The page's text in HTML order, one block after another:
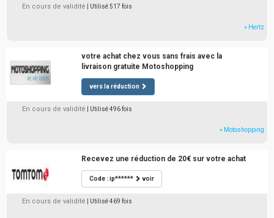
En cours de validité | Utilisé 517 fois
» Hertz
votre achat chez vous sans frais avec la
livraison gratuite Motoshopping
vers la réduction
En cours de validité | Utilisé 496 fois
» Motoshopping
Recevez une réduction de 20€ sur votre achat
Code : ip****** voir
En cours de validité | Utilisé 469 fois